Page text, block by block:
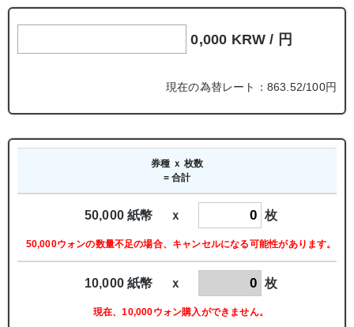
0,000 KRW / 円
現在の為替レート：863.52/100円
券種 ｘ 枚数
= 合計
50,000 紙幣 ｘ 枚
50,000ウォンの数量不足の場合、キャンセルになる可能性があります。
10,000 紙幣 ｘ 枚
現在、10,000ウォン購入ができません。